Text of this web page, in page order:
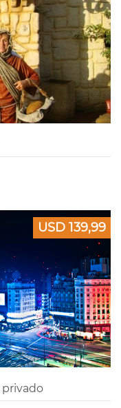
USD 139,99